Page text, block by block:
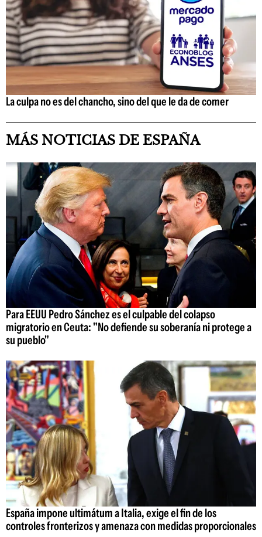
La culpa no es del chancho, sino del que le da de comer
MÁS NOTICIAS DE ESPAÑA
Para EEUU Pedro Sánchez es el culpable del colapso
migratorio en Ceuta: "No defiende su soberanía ni protege a
su pueblo"
España impone ultimátum a Italia, exige el fin de los
controles fronterizos y amenaza con medidas proporcionales